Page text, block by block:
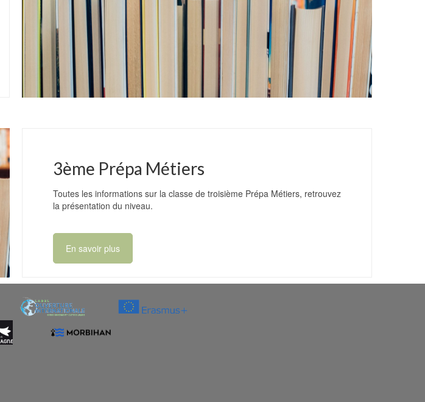
3ème Prépa Métiers
Toutes les informations sur la classe de troisième Prépa Métiers, retrouvez
la présentation du niveau.
En savoir plus